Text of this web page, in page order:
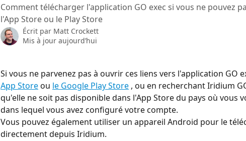
Comment télécharger l'application GO exec si vous ne pouvez
l'App Store ou le Play Store
Écrit par Matt Crockett
Mis à jour aujourd’hui
Si vous ne parvenez pas à ouvrir ces liens vers l'application GO
App Store ou le Google Play Store , ou en recherchant Iridium
qu'elle ne soit pas disponible dans l'App Store du pays où vous
dans lequel vous avez configuré votre compte.
Vous pouvez également utiliser un appareil Android pour le
directement depuis Iridium.